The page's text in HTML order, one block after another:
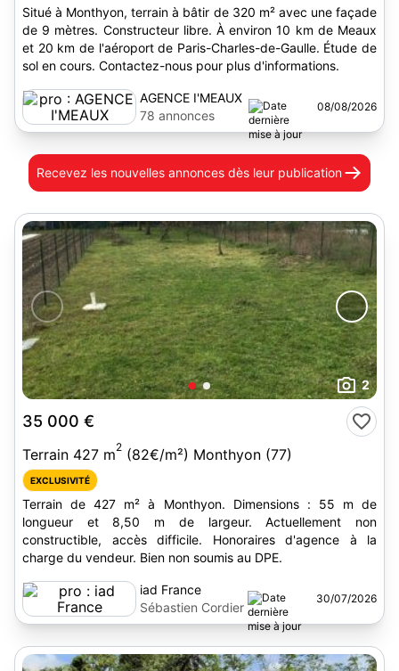
Situé à Monthyon, terrain à bâtir de 320 m² avec une façade
de 9 mètres. Constructeur libre. À environ 10 km de Meaux
et 20 km de l'aéroport de Paris-Charles-de-Gaulle. Étude de
sol en cours. Contactez-nous pour plus d'informations.
AGENCE I'MEAUX
78 annonces
08/08/2026
Recevez les nouvelles annonces dès leur publication
2
35 000 €
Terrain 427 m2 (82€/m²) Monthyon (77)
EXCLUSIVITÉ
Terrain de 427 m² à Monthyon. Dimensions : 55 m de
longueur et 8,50 m de largeur. Actuellement non
constructible, accès difficile. Honoraires d'agence à la
charge du vendeur. Bien non soumis au DPE.
iad France
Sébastien Cordier
30/07/2026